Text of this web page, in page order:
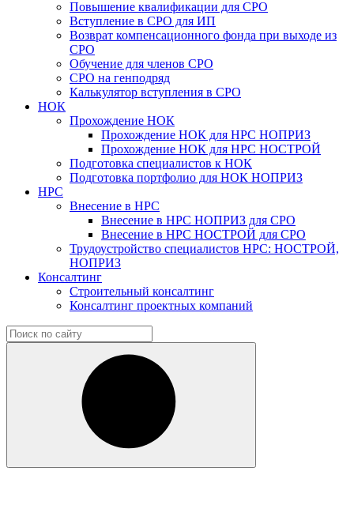
Повышение квалификации для СРО
Вступление в СРО для ИП
Возврат компенсационного фонда при выходе из
СРО
Обучение для членов СРО
СРО на генподряд
Калькулятор вступления в СРО
НОК
Прохождение НОК
Прохождение НОК для НРС НОПРИЗ
Прохождение НОК для НРС НОСТРОЙ
Подготовка специалистов к НОК
Подготовка портфолио для НОК НОПРИЗ
НРС
Внесение в НРС
Внесение в НРС НОПРИЗ для СРО
Внесение в НРС НОСТРОЙ для СРО
Трудоустройство специалистов НРС: НОСТРОЙ,
НОПРИЗ
Консалтинг
Строительный консалтинг
Консалтинг проектных компаний